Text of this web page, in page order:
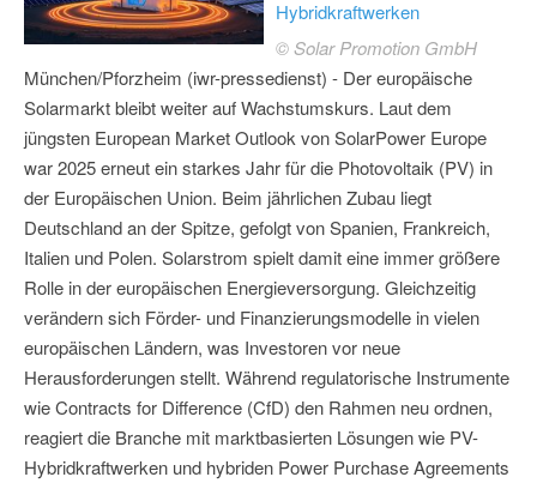
Hybridkraftwerken
© Solar Promotion GmbH
München/Pforzheim (iwr-pressedienst) - Der europäische
Solarmarkt bleibt weiter auf Wachstumskurs. Laut dem
jüngsten European Market Outlook von SolarPower Europe
war 2025 erneut ein starkes Jahr für die Photovoltaik (PV) in
der Europäischen Union. Beim jährlichen Zubau liegt
Deutschland an der Spitze, gefolgt von Spanien, Frankreich,
Italien und Polen. Solarstrom spielt damit eine immer größere
Rolle in der europäischen Energieversorgung. Gleichzeitig
verändern sich Förder- und Finanzierungsmodelle in vielen
europäischen Ländern, was Investoren vor neue
Herausforderungen stellt. Während regulatorische Instrumente
wie Contracts for Difference (CfD) den Rahmen neu ordnen,
reagiert die Branche mit marktbasierten Lösungen wie PV-
Hybridkraftwerken und hybriden Power Purchase Agreements